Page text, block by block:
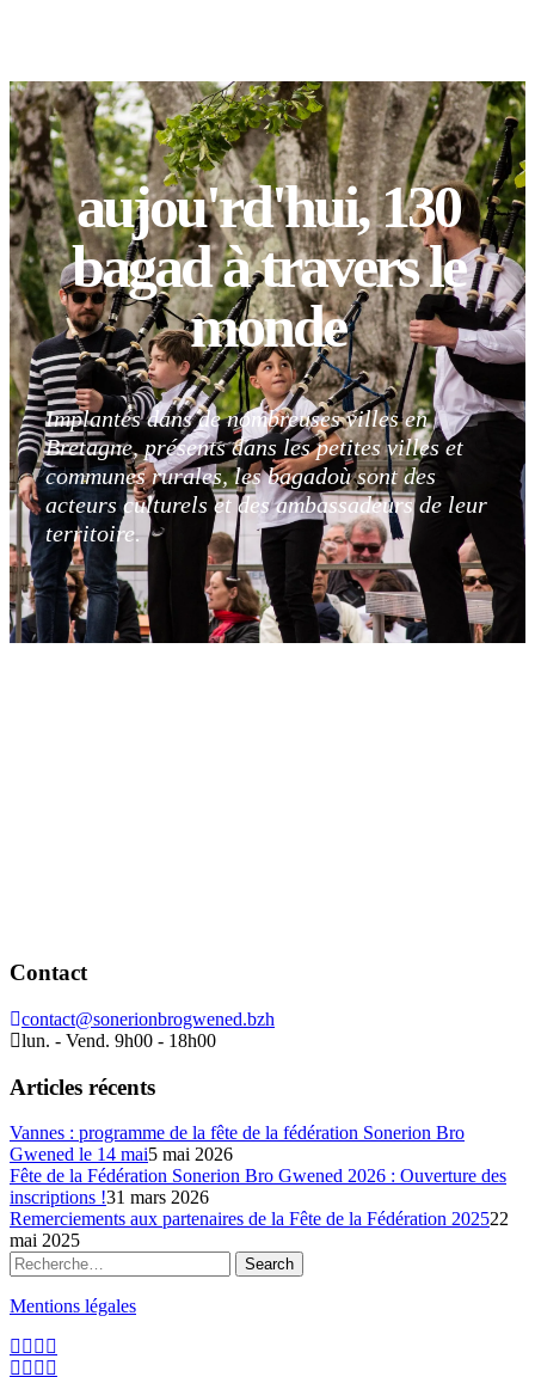
aujou'rd'hui, 130
bagad à travers le
monde
Implantés dans de nombreuses villes en
Bretagne, présents dans les petites villes et
communes rurales, les bagadoù sont des
acteurs culturels et des ambassadeurs de leur
territoire.
Contact
contact@sonerionbrogwened.bzh
lun. - Vend. 9h00 - 18h00
Articles récents
Vannes : programme de la fête de la fédération Sonerion Bro
Gwened le 14 mai5 mai 2026
Fête de la Fédération Sonerion Bro Gwened 2026 : Ouverture des
inscriptions !31 mars 2026
Remerciements aux partenaires de la Fête de la Fédération 202522
mai 2025
Mentions légales